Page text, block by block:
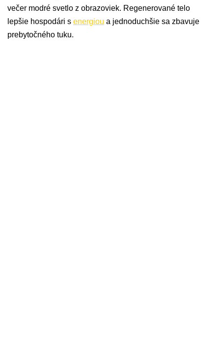
večer modré svetlo z obrazoviek. Regenerované telo
lepšie hospodári s energiou a jednoduchšie sa zbavuje
prebytočného tuku.